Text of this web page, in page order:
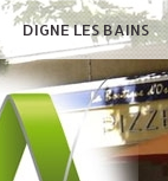
DIGNE LES BAINS